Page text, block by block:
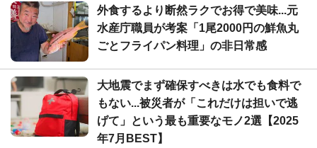
外食するより断然ラクでお得で美味...元
水産庁職員が考案「1尾2000円の鮮魚丸
ごとフライパン料理」の非日常感
大地震でまず確保すべきは水でも食料で
もない...被災者が「これだけは担いで逃
げて」という最も重要なモノ2選【2025
年7月BEST】